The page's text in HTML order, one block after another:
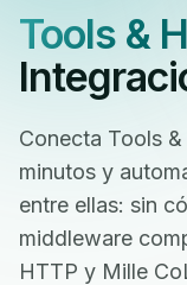
Tools &
Conecta Tools
minutos y
entre ellas: sin
middleware
HTTP y Mille